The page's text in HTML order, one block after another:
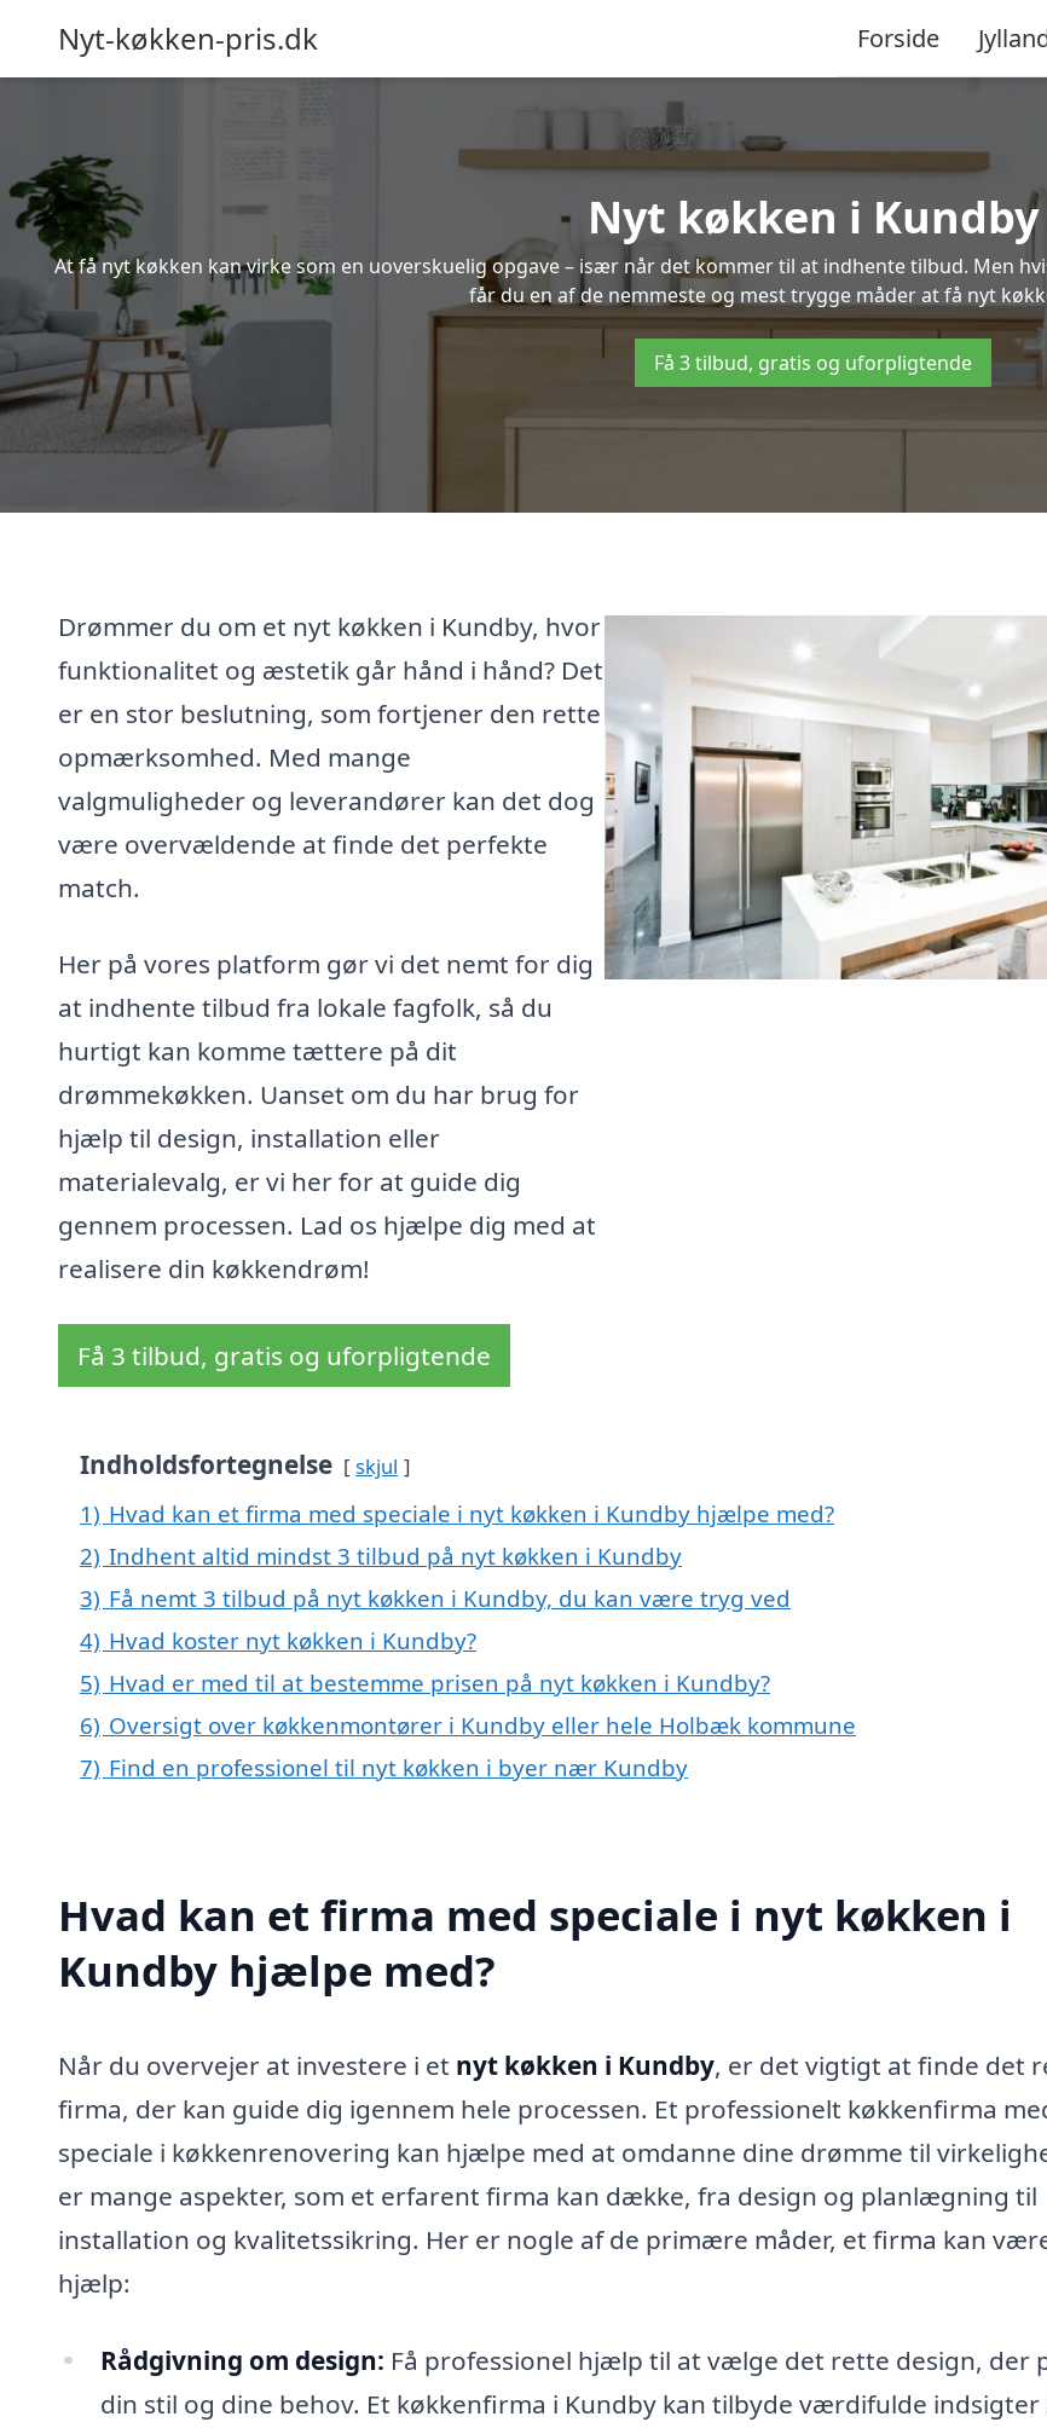
Nyt-køkken-pris.dk Forside
Nyt køkken i Kundby
At få nyt køkken kan virke som en uoverskuelig opgave – især når det kommer til at indhente tilbud. Men
får du en af de nemmeste og mest trygge måder at få nyt
Få 3 tilbud, gratis og uforpligtende
Drømmer du om et nyt køkken i Kundby, hvor
funktionalitet og æstetik går hånd i hånd? Det
er en stor beslutning, som fortjener den rette
opmærksomhed. Med mange
valgmuligheder og leverandører kan det dog
være overvældende at finde det perfekte
match.
Her på vores platform gør vi det nemt for dig
at indhente tilbud fra lokale fagfolk, så du
hurtigt kan komme tættere på dit
drømmekøkken. Uanset om du har brug for
hjælp til design, installation eller
materialevalg, er vi her for at guide dig
gennem processen. Lad os hjælpe dig med at
realisere din køkkendrøm!
Få 3 tilbud, gratis og uforpligtende
Indholdsfortegnelse skjul
1) Hvad kan et firma med speciale i nyt køkken i Kundby hjælpe med?
2) Indhent altid mindst 3 tilbud på nyt køkken i Kundby
3) Få nemt 3 tilbud på nyt køkken i Kundby, du kan være tryg ved
4) Hvad koster nyt køkken i Kundby?
5) Hvad er med til at bestemme prisen på nyt køkken i Kundby?
6) Oversigt over køkkenmontører i Kundby eller hele Holbæk kommune
7) Find en professionel til nyt køkken i byer nær Kundby
Hvad kan et firma med speciale i nyt køkken i
Kundby hjælpe med?
Når du overvejer at investere i et nyt køkken i Kundby, er det vigtigt at finde det
firma, der kan guide dig igennem hele processen. Et professionelt køkkenfirma
speciale i køkkenrenovering kan hjælpe med at omdanne dine drømme til
er mange aspekter, som et erfarent firma kan dække, fra design og planlægning til
installation og kvalitetssikring. Her er nogle af de primære måder, et firma kan
hjælp:
Rådgivning om design: Få professionel hjælp til at vælge det rette design, der
din stil og dine behov. Et køkkenfirma i Kundby kan tilbyde værdifulde indsigter